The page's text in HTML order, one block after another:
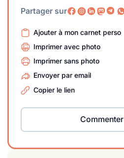
Partager sur
Ajouter à mon carnet perso
Imprimer avec photo
Imprimer sans photo
Envoyer par email
Copier le lien
Commenter